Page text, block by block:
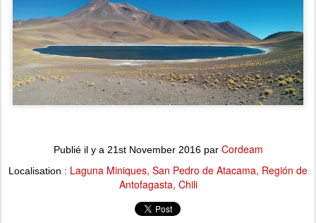
Publié il y a 21st November 2016par Cordeam
Localisation : Laguna Miniques, San Pedro de Atacama, Región de
Antofagasta, Chili